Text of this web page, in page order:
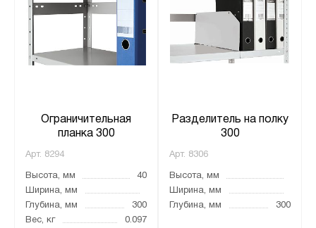
Ограничительная
планка 300
Арт. 8294
Высота, мм
40
Ширина, мм
Глубина, мм
300
Вес, кг
0.097
Разделитель на полку
300
Арт. 8306
Высота, мм
Ширина, мм
Глубина, мм
300